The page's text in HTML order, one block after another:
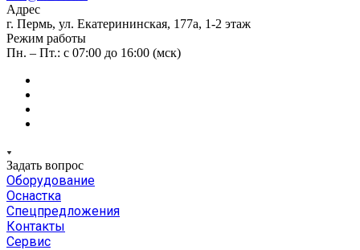
Адрес
г. Пермь, ул. ​Екатерининская, 177а, ​1-2 этаж
Режим работы
Пн. – Пт.: с 07:00 до 16:00 (мск)
Задать вопрос
Оборудование
Оснастка
Спецпредложения
Контакты
Сервис